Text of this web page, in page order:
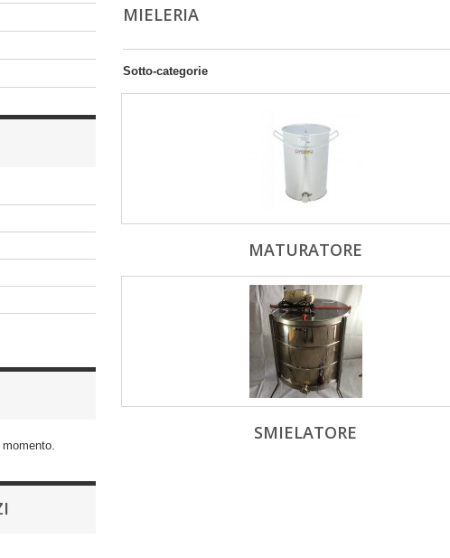
MIELERIA
Sotto-categorie
MATURATORE
SMIELATORE